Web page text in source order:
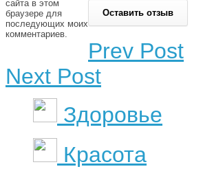
сайта в этом
браузере для
последующих моих
комментариев.
Prev Post
Next Post
Здоровье
Красота